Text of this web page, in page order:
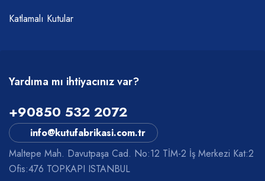
Katlamalı Kutular
Yardıma mı ihtiyacınız var?
+90850 532 2072
info@kutufabrikasi.com.tr
Maltepe Mah. Davutpaşa Cad. No:12 TİM-2 İş Merkezi Kat:2
Ofis:476 TOPKAPI ISTANBUL